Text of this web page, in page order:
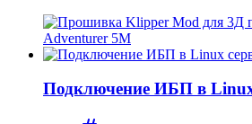
Подключение ИБП в Linux